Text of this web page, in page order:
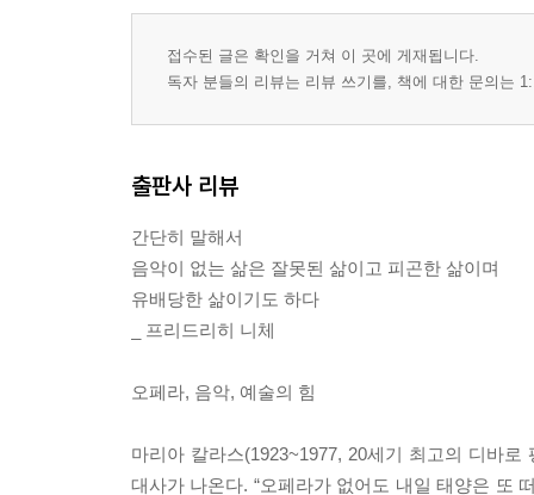
접수된 글은 확인을 거쳐 이 곳에 게재됩니다.
독자 분들의 리뷰는 리뷰 쓰기를, 책에 대한 문의는
출판사 리뷰
간단히 말해서
음악이 없는 삶은 잘못된 삶이고 피곤한 삶이며
유배당한 삶이기도 하다
_ 프리드리히 니체
오페라, 음악, 예술의 힘
마리아 칼라스(1923~1977, 20세기 최고의 디바
대사가 나온다. “오페라가 없어도 내일 태양은 또